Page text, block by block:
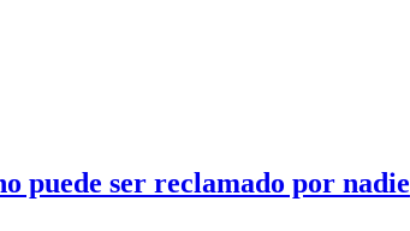
puede ser reclamado por nadie